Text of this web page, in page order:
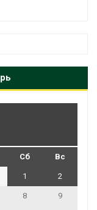
Сб Вс
1 2
8 9